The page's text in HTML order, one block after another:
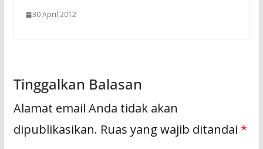
30 April 2012
Tinggalkan Balasan
Alamat email Anda tidak akan
dipublikasikan. Ruas yang wajib ditandai *